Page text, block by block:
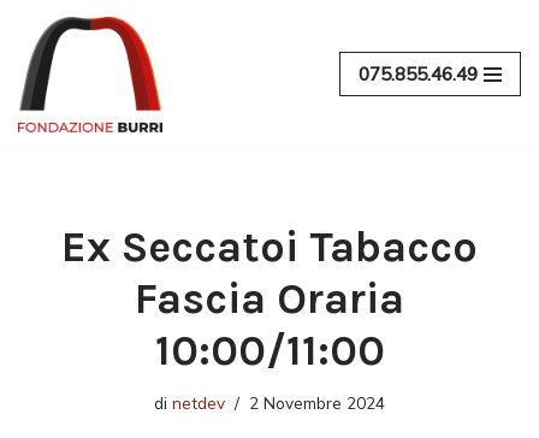
Vai
al
contenuto
075.855.46.49
Ex Seccatoi Tabacco
Fascia Oraria
10:00/11:00
di netdev 2 Novembre 2024